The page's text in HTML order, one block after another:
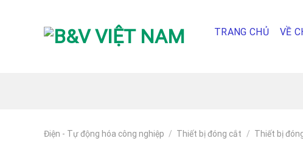
TRANG CHỦ VỀ
Điện - Tự động hóa công nghiệp / Thiết bị đóng cắt / Thiết bị